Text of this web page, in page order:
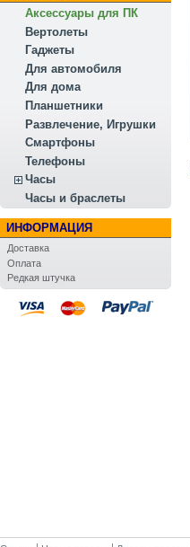
Аксессуары для ПК
Вертолеты
Гаджеты
Для автомобиля
Для дома
Планшетники
Развлечение, Игрушки
Смартфоны
Телефоны
Часы
Часы и браслеты
ИНФОРМАЦИЯ
Доставка
Оплата
Редкая штучка